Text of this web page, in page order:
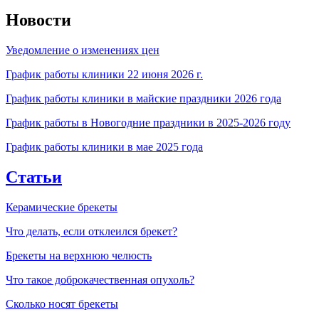
Новости
Уведомление о изменениях цен
График работы клиники 22 июня 2026 г.
График работы клиники в майские праздники 2026 года
График работы в Новогодние праздники в 2025-2026 году
График работы клиники в мае 2025 года
Статьи
Керамические брекеты
Что делать, если отклеился брекет?
Брекеты на верхнюю челюсть
Что такое доброкачественная опухоль?
Сколько носят брекеты